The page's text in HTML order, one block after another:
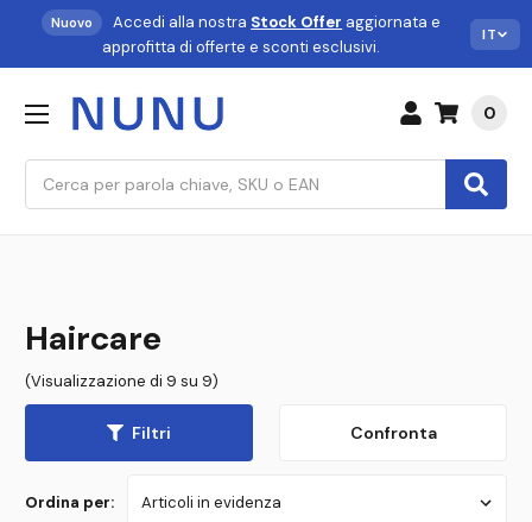
Nuovo Accedi alla nostra Stock Offer aggiornata e
approfitta di offerte e sconti esclusivi.
IT
0
Haircare
(Visualizzazione di 9 su 9)
Filtri Confronta
Ordina per: